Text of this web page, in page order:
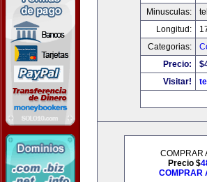
Minusculas:
Longitud:
Categorias:
Precio:
Visitar!
COMPRAR
Precio $
COMPRAR